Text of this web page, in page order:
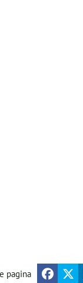
pagina